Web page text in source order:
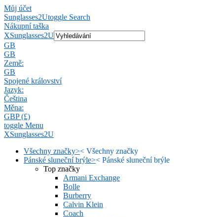
Můj účet
Sunglasses2Utoggle Search
Nákupní taška
XSunglasses2U
GB
GB
Země:
GB
Spojené království
Jazyk:
Čeština
Měna:
GBP (£)
toggle Menu
XSunglasses2U
Všechny značky>< Všechny značky
Pánské sluneční brýle>< Pánské sluneční brýle
Top značky
Armani Exchange
Bolle
Burberry
Calvin Klein
Coach